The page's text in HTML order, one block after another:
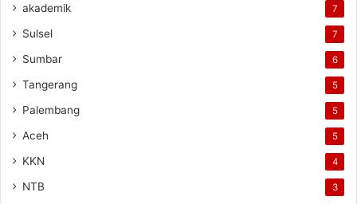
akademik 7
Sulsel 7
Sumbar 6
Tangerang 5
Palembang 5
Aceh 5
KKN 4
NTB 3